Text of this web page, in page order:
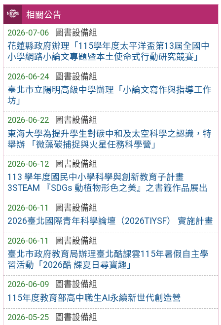
相關公告
2026-07-06
圖書設備組
花蓮縣政府辦理「115學年度太平洋盃第13屆全國中
小學網路小論文專題暨本土使命式行動研究競賽」
2026-06-24
圖書設備組
臺北市立陽明高級中學辦理「小論文寫作與指導工作
坊」
2026-06-22
圖書設備組
東海大學為提升學生對碳中和及太空科學之認識，特
舉辦 「微藻碳捕捉與火星任務科學營」
2026-06-12
圖書設備組
113 學年度國民中小學科學與創新教育子計畫
3STEAM 『SDGs 動植物形色之美』之書籤作品展出
2026-06-11
圖書設備組
2026臺北國際青年科學論壇（2026TIYSF） 實施計畫
2026-06-11
圖書設備組
臺北市政府教育局辦理臺北酷課雲115年暑假自主學
習活動「2026酷 課夏日尋寶趣」
2026-06-09
圖書設備組
115年度教育部高中職生AI永續新世代創造營
2026-05-25
圖書設備組